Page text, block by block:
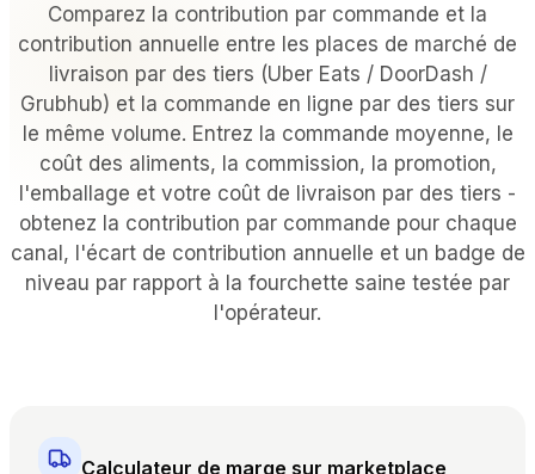
Restaurants à service complet
Restaurants décontractés et bistrots
Bars et boîtes de nuit
Hôtels et complexes touristiques
À emporter et livraison
Camions-restaurants et cuisines virtuelles
COMPARER
Tableview ou Toast
Tableview contre Square
Comparez la contribution par commande et la
contribution annuelle entre les places de marché de
livraison par des tiers (Uber Eats / DoorDash /
Grubhub) et la commande en ligne par des tiers sur
le même volume. Entrez la commande moyenne, le
coût des aliments, la commission, la promotion,
l'emballage et votre coût de livraison par des tiers -
obtenez la contribution par commande pour chaque
canal, l'écart de contribution annuelle et un badge de
niveau par rapport à la fourchette saine testée par
l'opérateur.
Calculateur de marge sur marketplace